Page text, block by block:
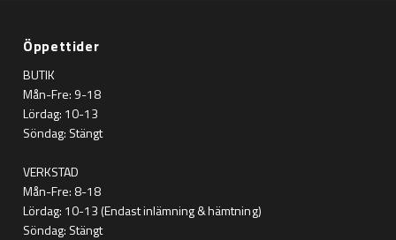
Öppettider
BUTIK
Mån-Fre: 9-18
Lördag: 10-13
Söndag: Stängt
VERKSTAD
Mån-Fre: 8-18
Lördag: 10-13 (Endast inlämning & hämtning)
Söndag: Stängt